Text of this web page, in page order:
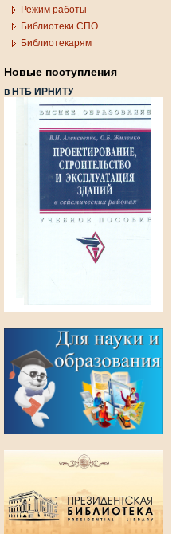
Режим работы
Библиотеки СПО
Библиотекарям
Новые поступления
в НТБ ИРНИТУ